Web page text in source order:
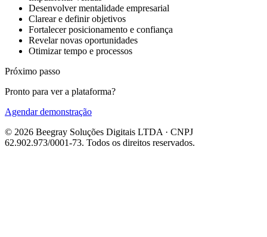
Desenvolver mentalidade empresarial
Clarear e definir objetivos
Fortalecer posicionamento e confiança
Revelar novas oportunidades
Otimizar tempo e processos
Próximo passo
Pronto para ver a plataforma?
Agendar demonstração
© 2026 Beegray Soluções Digitais LTDA · CNPJ
62.902.973/0001-73. Todos os direitos reservados.